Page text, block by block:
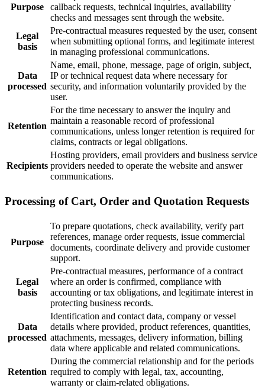
Purpose
callback requests, technical inquiries, availability
checks and messages sent through the website.
Legal
basis
Pre-contractual measures requested by the user, consent
when submitting optional forms, and legitimate interest
in managing professional communications.
Data
processed
Name, email, phone, message, page of origin, subject,
IP or technical request data where necessary for
security, and information voluntarily provided by the
user.
Retention
For the time necessary to answer the inquiry and
maintain a reasonable record of professional
communications, unless longer retention is required for
claims, contracts or legal obligations.
Recipients
Hosting providers, email providers and business service
providers needed to operate the website and answer
communications.
Processing of Cart, Order and Quotation Requests
Purpose
To prepare quotations, check availability, verify part
references, manage order requests, issue commercial
documents, coordinate delivery and provide customer
support.
Legal
basis
Pre-contractual measures, performance of a contract
where an order is confirmed, compliance with
accounting or tax obligations, and legitimate interest in
protecting business records.
Data
processed
Identification and contact data, company or vessel
details where provided, product references, quantities,
attachments, messages, delivery information, billing
data where applicable and related communications.
Retention
During the commercial relationship and for the periods
required to comply with legal, tax, accounting,
warranty or claim-related obligations.